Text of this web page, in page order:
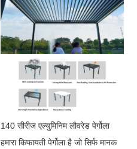
140 सीरीज एल्युमिनिम लौवरेड पेर्गोला
हमारा किफायती पेर्गोला है जो सिर्फ मानक